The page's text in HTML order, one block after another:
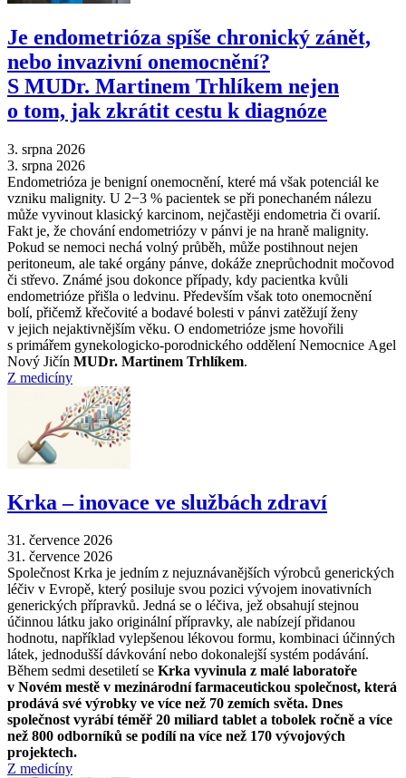
Je endometrióza spíše chronický zánět,
nebo invazivní onemocnění?
S MUDr. Martinem Trhlíkem nejen
o tom, jak zkrátit cestu k diagnóze
3. srpna 2026
3. srpna 2026
Endometrióza je benigní onemocnění, které má však potenciál ke
vzniku malignity. U 2−3 % pacientek se při ponechaném nálezu
může vyvinout klasický karcinom, nejčastěji endometria či ovarií.
Fakt je, že chování endometriózy v pánvi je na hraně malignity.
Pokud se nemoci nechá volný průběh, může postihnout nejen
peritoneum, ale také orgány pánve, dokáže zneprůchodnit močovod
či střevo. Známé jsou dokonce případy, kdy pacientka kvůli
endometrióze přišla o ledvinu. Především však toto onemocnění
bolí, přičemž křečovité a bodavé bolesti v pánvi zatěžují ženy
v jejich nejaktivnějším věku. O endometrióze jsme hovořili
s primářem gynekologicko-porodnického oddělení Nemocnice Agel
Nový Jičín MUDr. Martinem Trhlíkem.
Z medicíny
Krka –⁠ inovace ve službách zdraví
31. července 2026
31. července 2026
Společnost Krka je jedním z nejuznávanějších výrobců generických
léčiv v Evropě, který posiluje svou pozici vývojem inovativních
generických přípravků. Jedná se o léčiva, jež obsahují stejnou
účinnou látku jako originální přípravky, ale nabízejí přidanou
hodnotu, například vylepšenou lékovou formu, kombinaci účinných
látek, jednodušší dávkování nebo dokonalejší systém podávání.
Během sedmi desetiletí se Krka vyvinula z malé laboratoře
v Novém mestě v mezinárodní farmaceutickou společnost, která
prodává své výrobky ve více než 70 zemích světa. Dnes
společnost vyrábí téměř 20 miliard tablet a tobolek ročně a více
než 800 odborníků se podílí na více než 170 vývojových
projektech.
Z medicíny